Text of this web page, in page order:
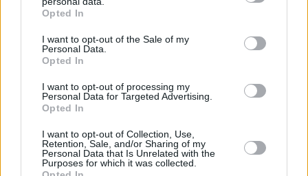
grant or deny consent to Google and its third-party tags to
use your data for below specified purposes in below Google
consent section.
Opted In
I want to opt-out of the Sale of my
Personal Data.
Opted In
I want to opt-out of processing my
Personal Data for Targeted Advertising.
Opted In
I want to opt-out of Collection, Use,
Retention, Sale, and/or Sharing of my
Personal Data that Is Unrelated with the
Purposes for which it was collected.
Ο καιρός τύπου «ανεστραμμένο Π» αλλάζει τα
περιοχές θα επηρεαστούν με βροχές
Ακολουθήστε τοprotothema.gr στο Google News
και μάθετε πρώτοι όλες τις ειδήσεις
Δείτε όλες τις τελευταίεςΕιδήσεις
από την Ελλάδα
και τον Κόσμο, τη στιγμή που συμβαίνουν, στο
Protothema.gr